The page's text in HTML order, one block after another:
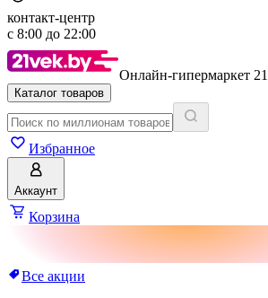
контакт-центр
с 8:00 до 22:00
Онлайн-гипермаркет
Каталог товаров
Избранное
Аккаунт
Корзина
Все акции